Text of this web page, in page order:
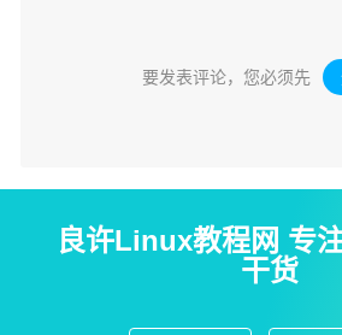
要发表评论，您必须先
良许Linux教程网 专
干货